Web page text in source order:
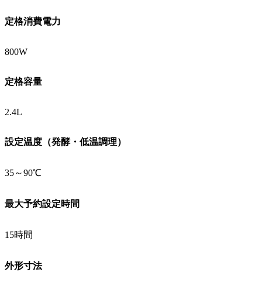
定格消費電力
800W
定格容量
2.4L
設定温度（発酵・低温調理）
35～90℃
最大予約設定時間
15時間
外形寸法